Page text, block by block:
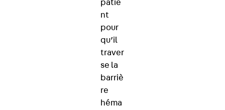
patie
nt
pour
qu’il
traver
se la
barriè
re
héma